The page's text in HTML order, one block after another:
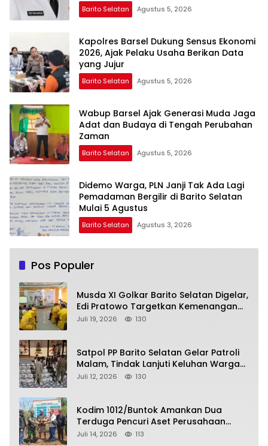
Barito Selatan Agustus 5, 2026
Kapolres Barsel Dukung Sensus Ekonomi
2026, Ajak Pelaku Usaha Berikan Data
yang Jujur
Barito Selatan Agustus 5, 2026
Wabup Barsel Ajak Generasi Muda Jaga
Adat dan Budaya di Tengah Perubahan
Zaman
Barito Selatan Agustus 5, 2026
Didemo Warga, PLN Janji Tak Ada Lagi
Pemadaman Bergilir di Barito Selatan
Mulai 5 Agustus
Barito Selatan Agustus 3, 2026
Pos Populer
Musda XI Golkar Barito Selatan Digelar,
Edi Pratowo Targetkan Kemenangan
Partai pada Pemilu Mendatang
Juli 19, 2026 130
Satpol PP Barito Selatan Gelar Patroli
Malam, Tindak Lanjuti Keluhan Warga
soal Balap Liar dan Remaja Nongkrong
Juli 12, 2026 130
Kodim 1012/Buntok Amankan Dua
Terduga Pencuri Aset Perusahaan
Sitaan Satgas PKH, Satu Paket Diduga
Juli 14, 2026 113